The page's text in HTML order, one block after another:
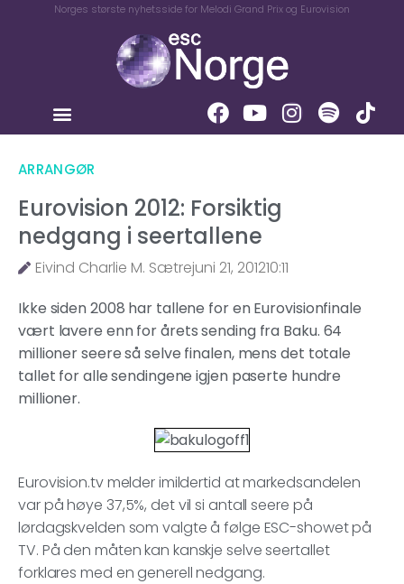
Norges største nyhetsside for Melodi Grand Prix og Eurovision
ARRANGØR
Eurovision 2012: Forsiktig
nedgang i seertallene
Eivind Charlie M. Sætrejuni 21, 201210:11
Ikke siden 2008 har tallene for en Eurovisionfinale
vært lavere enn for årets sending fra Baku. 64
millioner seere så selve finalen, mens det totale
tallet for alle sendingene igjen paserte hundre
millioner.
Eurovision.tv melder imildertid at markedsandelen
var på høye 37,5%, det vil si antall seere på
lørdagskvelden som valgte å følge ESC-showet på
TV. På den måten kan kanskje selve seertallet
forklares med en generell nedgang.